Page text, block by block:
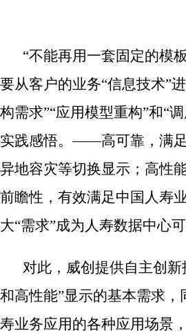
“不能再用一套固定的模
要从客户的业务“信息技术”
构需求”“应用模型重构”和“
实践感悟。——高可靠，满
异地容灾等切换显示；高性
前瞻性，有效满足中国人寿
大“需求”成为人寿数据中心
对此，威创提供自主创新
和高性能”显示的基本需求
寿业务应用的各种应用场景